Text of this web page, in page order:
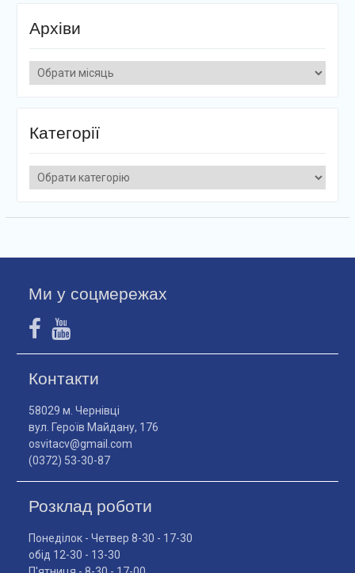
Архіви
Архіви
Категорії
Категорії
Ми у соцмережах
Контакти
58029 м. Чернівці
вул. Героїв Майдану, 176
osvitacv@gmail.com
(0372) 53-30-87
Розклад роботи
Понеділок - Четвер 8-30 - 17-30
обід 12-30 - 13-30